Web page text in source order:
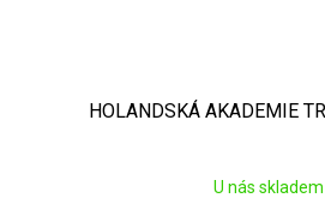
HOLANDSKÁ AKADEMIE
U nás skladem